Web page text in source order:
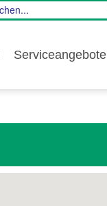
Serviceangebote